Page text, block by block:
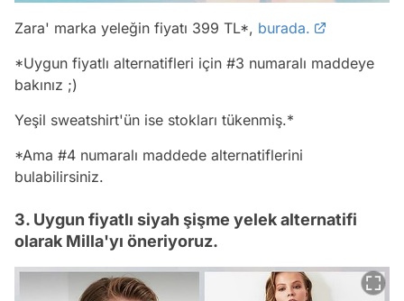
Zara' marka yeleğin fiyatı 399 TL*, burada.
*Uygun fiyatlı alternatifleri için #3 numaralı maddeye
bakınız ;)
Yeşil sweatshirt'ün ise stokları tükenmiş.*
*Ama #4 numaralı maddede alternatiflerini
bulabilirsiniz.
3. Uygun fiyatlı siyah şişme yelek alternatifi
olarak Milla'yı öneriyoruz.